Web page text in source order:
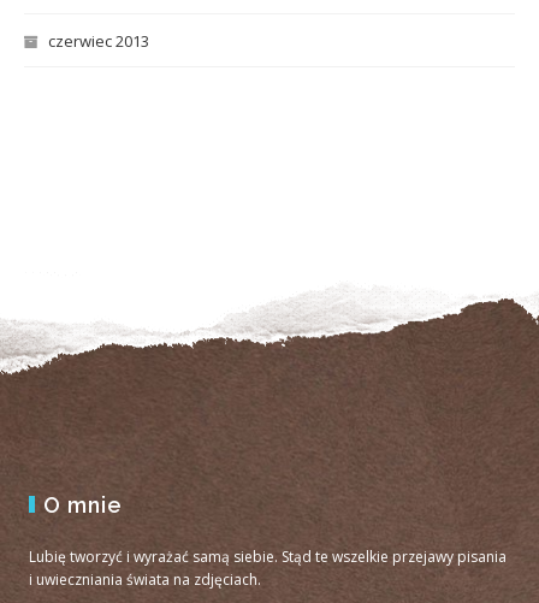
czerwiec 2013
O mnie
Lubię tworzyć i wyrażać samą siebie. Stąd te wszelkie przejawy pisania
i uwieczniania świata na zdjęciach.